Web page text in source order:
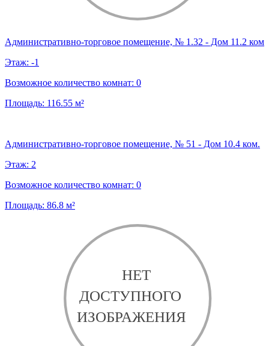
Административно-торговое помещение, № 1.32 - Дом 11.2 ком
Этаж: -1
Возможное количество комнат: 0
Площадь: 116.55 м²
Административно-торговое помещение, № 51 - Дом 10.4 ком.
Этаж: 2
Возможное количество комнат: 0
Площадь: 86.8 м²